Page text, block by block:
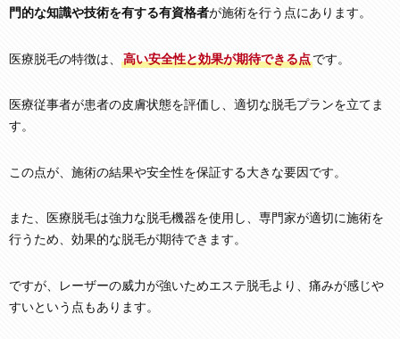
門的な知識や技術を有する有資格者が施術を行う点にあります。
医療脱毛の特徴は、 高い安全性と効果が期待できる点 です。
医療従事者が患者の皮膚状態を評価し、適切な脱毛プランを立てま
す。
この点が、施術の結果や安全性を保証する大きな要因です。
また、医療脱毛は強力な脱毛機器を使用し、専門家が適切に施術を
行うため、効果的な脱毛が期待できます。
ですが、レーザーの威力が強いためエステ脱毛より、痛みが感じや
すいという点もあります。